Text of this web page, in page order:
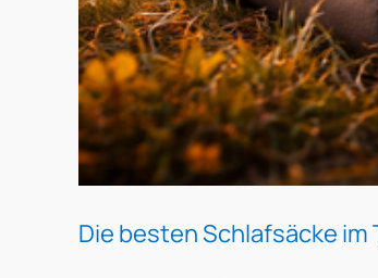
Die besten Schlafsäcke im